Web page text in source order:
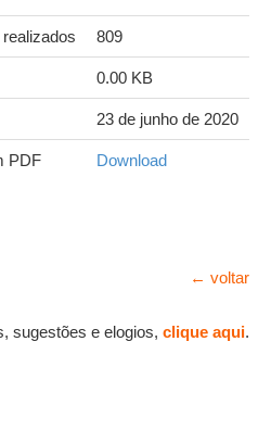
809
0.00 KB
23 de junho de 2020
PDF Download
← voltar
sugestões e elogios, clique aqui.